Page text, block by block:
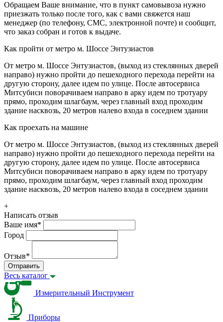
Обращаем Ваше внимание, что в пункт самовывоза нужно
приезжать только после того, как с вами свяжется наш
менеджер (по телефону, СМС, электронной почте) и сообщит,
что заказ собран и готов к выдаче.
Как пройти от метро м. Шоссе Энтузиастов
От метро м. Шоссе Энтузиастов, (выход из стеклянных дверей
направо) нужно пройти до пешеходного перехода перейти на
другую сторону, далее идем по улице. После автосервиса
Митсубиси поворачиваем направо в арку идем по тротуару
прямо, проходим шлагбаум, через главный вход проходим
здание насквозь, 20 метров налево входа в соседнем здании
Как проехать на машине
От метро м. Шоссе Энтузиастов, (выход из стеклянных дверей
направо) нужно пройти до пешеходного перехода перейти на
другую сторону, далее идем по улице. После автосервиса
Митсубиси поворачиваем направо в арку идем по тротуару
прямо, проходим шлагбаум, через главный вход проходим
здание насквозь, 20 метров налево входа в соседнем здании
+
Написать отзыв
Ваше имя*
Город
Отзыв*
Отправить
Весь каталог
Измерительный Инструмент
Приборы